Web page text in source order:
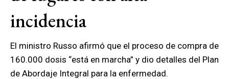
incidencia
El ministro Russo afirmó que el proceso de compra de
160.000 dosis “está en marcha” y dio detalles del Plan
de Abordaje Integral para la enfermedad.